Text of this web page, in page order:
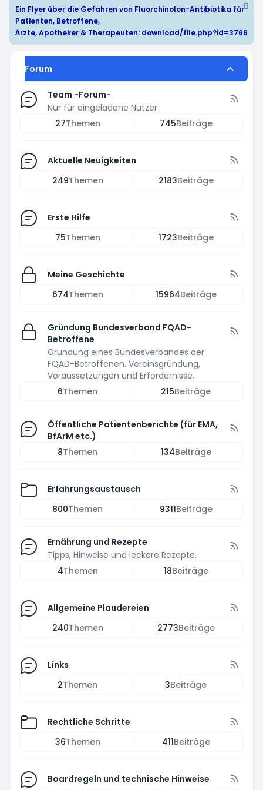
Ein Flyer über die Gefahren von Fluorchinolon-Antibiotika für
Patienten, Betroffene,
Ärzte, Apotheker & Therapeuten: download/file.php?id=3766
Forum
Team -Forum-
Nur für eingeladene Nutzer
27Themen 745Beiträge
Aktuelle Neuigkeiten
249Themen 2183Beiträge
Erste Hilfe
75Themen 1723Beiträge
Meine Geschichte
674Themen 15964Beiträge
Gründung Bundesverband FQAD-
Betroffene
Gründung eines Bundesverbandes der
FQAD-Betroffenen. Vereinsgründung,
Voraussetzungen und Erfordernisse.
6Themen 215Beiträge
Öffentliche Patientenberichte (für EMA,
BfArM etc.)
8Themen 134Beiträge
Erfahrungsaustausch
800Themen 9311Beiträge
Ernährung und Rezepte
Tipps, Hinweise und leckere Rezepte.
4Themen 18Beiträge
Allgemeine Plaudereien
240Themen 2773Beiträge
Links
2Themen 3Beiträge
Rechtliche Schritte
36Themen 411Beiträge
Boardregeln und technische Hinweise